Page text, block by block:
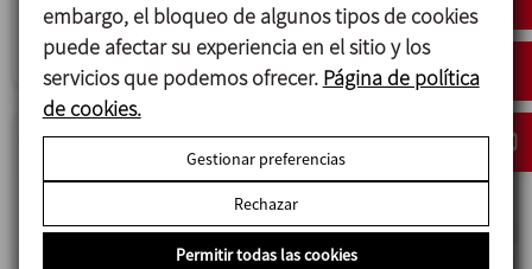
Válvulas y accesorios
embargo, el bloqueo de algunos tipos de cookies
puede afectar su experiencia en el sitio y los
servicios que podemos ofrecer. Página de política
de cookies.
Gestionar preferencias
Rechazar
Permitir todas las cookies